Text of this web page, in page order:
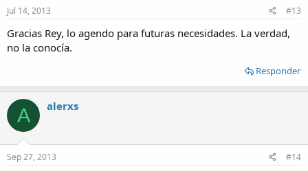
Jul 14, 2013 #13
Gracias Rey, lo agendo para futuras necesidades. La verdad,
no la conocía.
Responder
A alerxs
Sep 27, 2013 #14